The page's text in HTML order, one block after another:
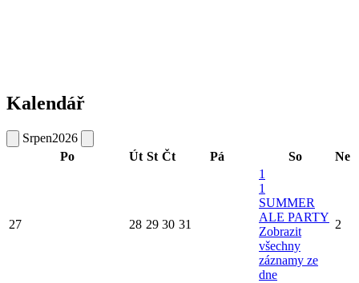
Kalendář
Srpen2026
Po
Út St Čt Pá So Ne
27 28 29 30 31
1
1
SUMMER
ALE PARTY
Zobrazit
všechny
záznamy ze
dne
2